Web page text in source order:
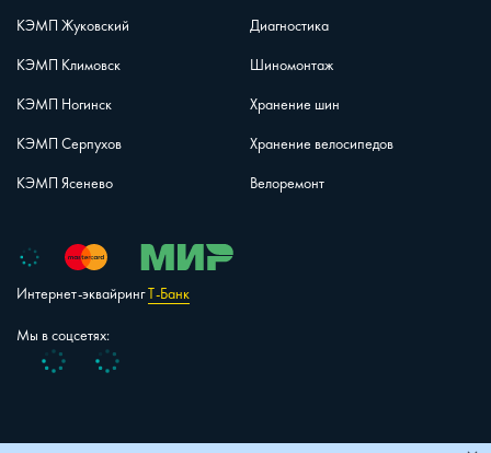
КЭМП Жуковский
КЭМП Климовск
КЭМП Ногинск
КЭМП Серпухов
КЭМП Ясенево
Диагностика
Шиномонтаж
Хранение шин
Хранение велосипедов
Велоремонт
Интернет-эквайрингТ-Банк
Мы в соцсетях:
Vk Telegram